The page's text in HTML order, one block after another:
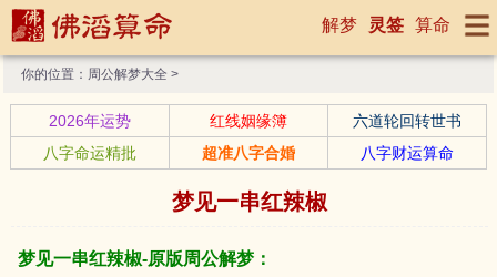
解梦 灵签 算命
你的位置： 周公解梦大全 >
2026年运势 红线姻缘簿
六道轮回转世书
八字命运精批
超准八字合婚 八字财运算命
梦见一串红辣椒
梦见一串红辣椒-原版周公解梦：